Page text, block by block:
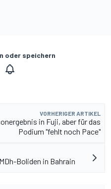
oder speichern
VORHERIGER ARTIKEL
in Fuji, aber für das
Podium "fehlt noch Pace"
Boliden in Bahrain